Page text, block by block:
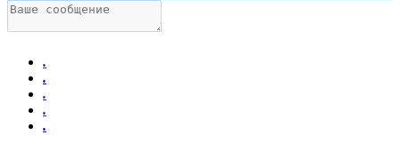
.
.
.
.
.